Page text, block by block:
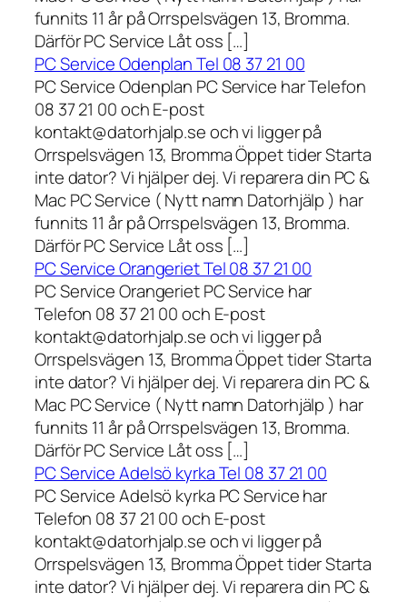
funnits 11 år på Orrspelsvägen 13, Bromma.
Därför PC Service Låt oss […]
PC Service Odenplan Tel 08 37 21 00
PC Service Odenplan PC Service har Telefon
08 37 21 00 och E-post
kontakt@datorhjalp.se och vi ligger på
Orrspelsvägen 13, Bromma Öppet tider Starta
inte dator? Vi hjälper dej. Vi reparera din PC &
Mac PC Service ( Nytt namn Datorhjälp ) har
funnits 11 år på Orrspelsvägen 13, Bromma.
Därför PC Service Låt oss […]
PC Service Orangeriet Tel 08 37 21 00
PC Service Orangeriet PC Service har
Telefon 08 37 21 00 och E-post
kontakt@datorhjalp.se och vi ligger på
Orrspelsvägen 13, Bromma Öppet tider Starta
inte dator? Vi hjälper dej. Vi reparera din PC &
Mac PC Service ( Nytt namn Datorhjälp ) har
funnits 11 år på Orrspelsvägen 13, Bromma.
Därför PC Service Låt oss […]
PC Service Adelsö kyrka Tel 08 37 21 00
PC Service Adelsö kyrka PC Service har
Telefon 08 37 21 00 och E-post
kontakt@datorhjalp.se och vi ligger på
Orrspelsvägen 13, Bromma Öppet tider Starta
inte dator? Vi hjälper dej. Vi reparera din PC &